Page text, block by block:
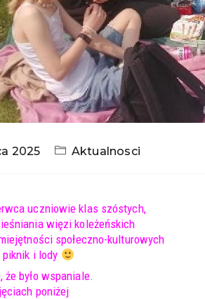
2025 Aktualnosci
uczniowie klas szóstych,
więzi koleżeńskich
społeczno-kulturowych
i lody
że było wspaniale.
poniżej